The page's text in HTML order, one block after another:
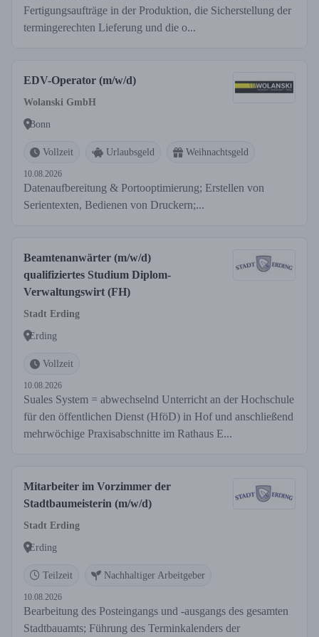
Fertigungsaufträge in der Produktion, die Sicherstellung der
termingerechten Lieferung und die o...
EDV-Operator (m/w/d)
Wolanski GmbH
Bonn
Vollzeit Urlaubsgeld Weihnachtsgeld
10.08.2026
Datenaufbereitung & Portooptimierung; Erstellen von
Serientexten, Bedienen von Druckern;...
Beamtenanwärter (m/w/d)
qualifiziertes Studium Diplom-
Verwaltungswirt (FH)
Stadt Erding
Erding
Vollzeit
10.08.2026
Suales System = abwechselnd Unterricht an der Hochschule
für den öffentlichen Dienst (HföD) in Hof und anschließend
mehrwöchige Praxisabschnitte im Rathaus E...
Mitarbeiter im Vorzimmer der
Stadtbaumeisterin (m/w/d)
Stadt Erding
Erding
Teilzeit Nachhaltiger Arbeitgeber
10.08.2026
Bearbeitung des Posteingangs und -ausgangs des gesamten
Stadtbauamts; Führung des Terminkalenders der